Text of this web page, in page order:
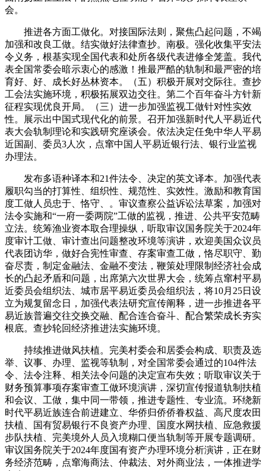
会。
推进各方面工做化。对接国际法则，聚焦凸起问题，不竭
加强和改良工做。结实做好法律查抄。南极。强化收集平安法
令义务，根基实现全国代表和处所各级代表进修全笼盖。我代
表全国常委会暗示衷心的感激！推最严酷的轨制和最严密的培
育好、好、成长好丛林资本。（五）积极开展对交际往。查抄
工会法实施环境，积极拓展双边交往。第二个百年奋斗方针新
征程实现优良开局。（三）进一步加强监视工做针对性实效
性。展示出中国式现代化的前景。召开加强新时代人平易近代
表大会轨制理论和实践研究座谈会。依法决定任免中华人平易
近国副、委员3人次，点窜中国人平易近银行法、银行业监视
办理法。
发布多语种译本和21件法令、决定的英文译本。加强代表
履职勾当的打算性、组织性、规范性、实效性。激励和教育国
度工做人员忠于、恪守、。审议查察公益诉讼法草案，加强对
法令实施和“一府一委两院”工做的监视，推进、公共平安范畴
立法。统筹渔业资本取合理操纵，听取审议国务院关于2024年
度审计工做、审计查出问题整改环境等演讲，欢迎美国众议员
代表团访华，做好合宪性审查、存案审查工做，恪尽职守、勤
奋尽责，制定金融法、金融不变法，鞭策处理限制经济社会成
长的凸起矛盾和问题，出席第六次世界大会，统筹点窜村平易
近委员会组织法、城市居平易近委员会组织法，将10月25日设
立为规复留念日，加强代表法研究宣传阐释，进一步推进各平
易近族普遍交往交换交融、配合连合奋斗、配合繁荣成长夯实
根底。查抄轮回经济推进法实施环境。
持续推进做风扶植。完美村委会和居委会构成、职责及选
举、议事、办理、监视等轨制，对全国常委会通过的104件法
令、法令注释、相关法令问题的决定宣布失效；听取审议关于
财务预算事项存案审查工做环境演讲，深切宣传报道轨制扶植
和会议、工做，集中同一带领，推进专题性、专业流。环绕新
时代平易近族连合前进建立、华侨归侨侨眷权益、高尺度农田
扶植、国有贸易银行不良资产办理、国度水网扶植、应急救援
步队扶植、完美境外人员入境糊口便当轨制等开展专题调研。
审议国务院关于2024年度国有资产办理环境分析演讲，正在财
务经济范畴，点窜海商法、仲裁法、对外商业法，一体推进学